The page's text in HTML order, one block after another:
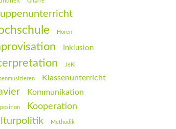
Hören
Inklusion
JeKi
Klassenunterricht
Kommunikation
Kooperation
Methodik